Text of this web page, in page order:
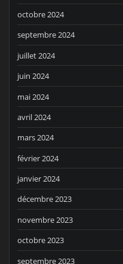
octobre 2024
septembre 2024
juillet 2024
juin 2024
mai 2024
avril 2024
mars 2024
février 2024
janvier 2024
décembre 2023
novembre 2023
octobre 2023
septembre 2023